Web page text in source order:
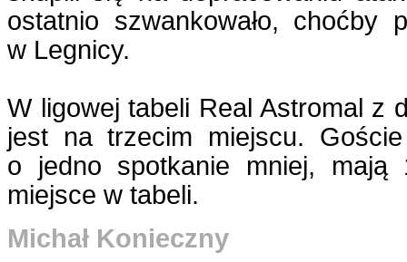
ostatnio szwankowało, choćby
w Legnicy.
W ligowej tabeli Real Astromal z
jest na trzecim miejscu.
o jedno spotkanie mniej,
miejsce w tabeli.
Michał Konieczny